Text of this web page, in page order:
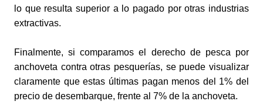
lo que resulta superior a lo pagado por otras industrias
extractivas.
Finalmente, si comparamos el derecho de pesca por
anchoveta contra otras pesquerías, se puede visualizar
claramente que estas últimas pagan menos del 1% del
precio de desembarque, frente al 7% de la anchoveta.